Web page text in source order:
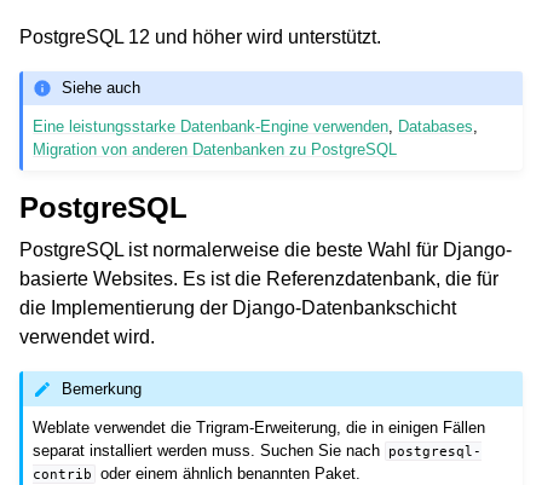
PostgreSQL 12 und höher wird unterstützt.
Siehe auch
Eine leistungsstarke Datenbank-Engine verwenden, Databases,
Migration von anderen Datenbanken zu PostgreSQL
PostgreSQL
PostgreSQL ist normalerweise die beste Wahl für Django-
basierte Websites. Es ist die Referenzdatenbank, die für
die Implementierung der Django-Datenbankschicht
verwendet wird.
Bemerkung
Weblate verwendet die Trigram-Erweiterung, die in einigen Fällen
separat installiert werden muss. Suchen Sie nach
postgresql-
contrib
oder einem ähnlich benannten Paket.